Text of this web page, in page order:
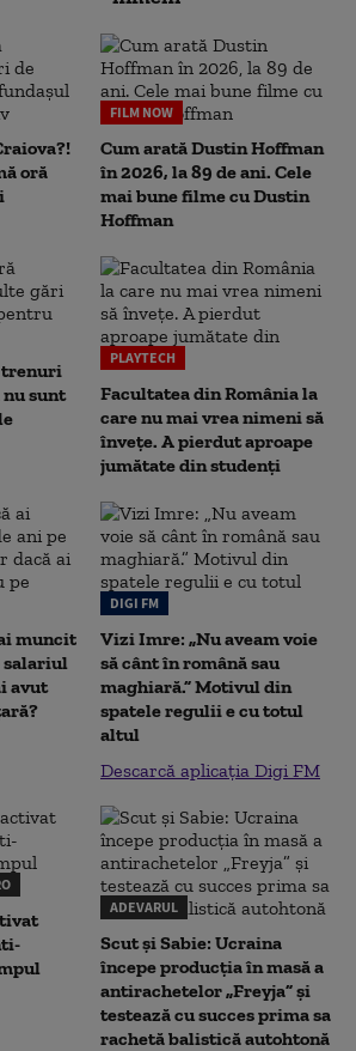
oră
FILM NOW
Cum arată Dustin Hoffman
în 2026, la 89 de ani. Cele
mai bune filme cu Dustin
Hoffman
trenuri
sunt
PLAYTECH
Facultatea din România la
care nu mai vrea nimeni să
înveţe. A pierdut aproape
jumătate din studenţi
muncit
salariul
avut
DIGI FM
Vizi Imre: „Nu aveam voie
să cânt în română sau
maghiară.” Motivul din
spatele regulii e cu totul
altul
Descarcă aplicația Digi FM
ADEVARUL
Scut și Sabie: Ucraina
începe producția în masă a
antirachetelor „Freyja” și
testează cu succes prima sa
rachetă balistică autohtonă